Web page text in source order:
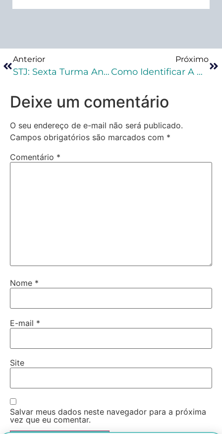
Anterior
STJ: Sexta Turma Anula Condenação Baseada Em Reconhecimento Por Imagens De Outro Crime
Próximo
Como Identificar A Peça Prática Penal Na Segunda Fase Da OAB De Direito
Deixe um comentário
O seu endereço de e-mail não será publicado.
Campos obrigatórios são marcados com *
Comentário *
Nome *
E-mail *
Site
Salvar meus dados neste navegador para a próxima
vez que eu comentar.